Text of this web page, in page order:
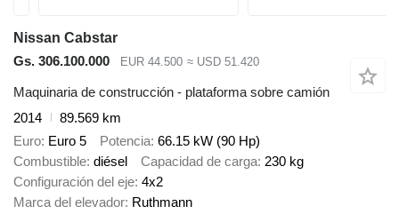
Nissan Cabstar
Gs. 306.100.000
EUR 44.500 ≈ USD 51.420
Maquinaria de construcción - plataforma sobre camión
2014
89.569 km
Euro Euro 5 Potencia 66.15 kW (90 Hp)
Combustible diésel Capacidad de carga 230 kg
Configuración del eje 4x2
Marca del elevador Ruthmann